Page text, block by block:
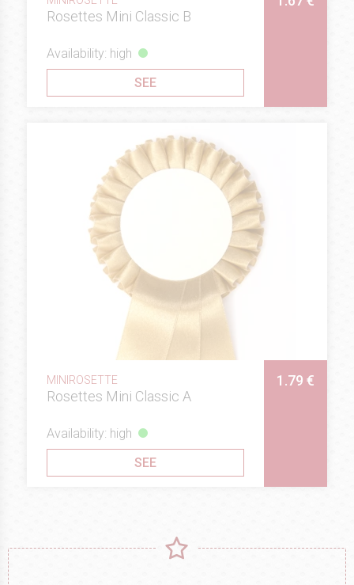
Rosettes Mini Classic B
Availability: high
SEE
MINIROSETTE
Rosettes Mini Classic A
1.79 €
Availability: high
SEE